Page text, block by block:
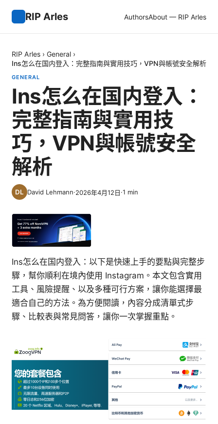
RIP Arles AuthorsAbout — RIP Arles
RIP Arles › General ›
Ins怎么在国内登入：完整指南與實用技巧，VPN與帳號安全解析
GENERAL
Ins怎么在国内登入：
完整指南與實用技
巧，VPN與帳號安全
解析
David Lehmann·2026年4月12日·1 min
Ins怎么在国内登入：以下是快速上手的要點與完整步
驟，幫你順利在境內使用 Instagram。本文包含實用
工具、風險提醒、以及多種可行方案，讓你能選擇最
適合自己的方法。為方便閱讀，內容分成清單式步
驟、比較表與常見問答，讓你一次掌握重點。